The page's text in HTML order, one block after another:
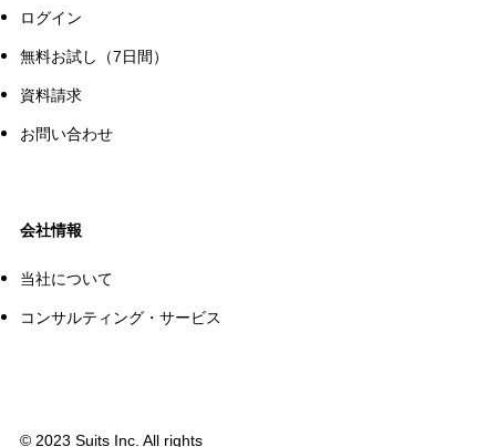
ログイン
無料お試し（7日間）
資料請求
お問い合わせ
会社情報
当社について
コンサルティング・サービス
©2023 Suits Inc. All rights